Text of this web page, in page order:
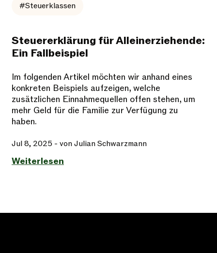
#Steuerklassen
Steuererklärung für Alleinerziehende:
Ein Fallbeispiel
Im folgenden Artikel möchten wir anhand eines
konkreten Beispiels aufzeigen, welche
zusätzlichen Einnahmequellen offen stehen, um
mehr Geld für die Familie zur Verfügung zu
haben.
Jul 8, 2025 - von Julian Schwarzmann
Weiterlesen